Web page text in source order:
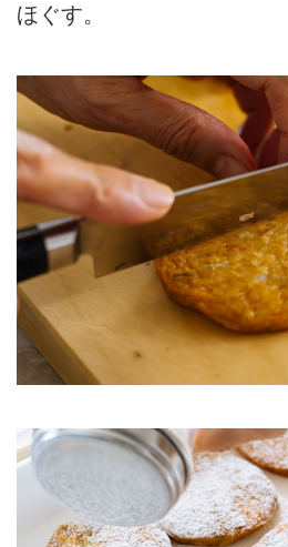
ほぐす。